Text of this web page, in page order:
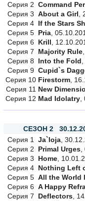
Серия 2 Command
Серия 3 About a Girl
Серия 4 If the Stars
Серия 5 Pria ,
Серия 6
Krill ,
Серия 7
Majority Rule
Серия 8
Into the Fold
Серия 9 Cupid`s
Серия 10 Firestorm ,
Серия 11 New
Серия 12 Mad Idolatry
СЕЗОН 2
Серия 1
Ja`loja ,
Серия 2
Primal Urges
Серия 3
Home ,
Серия 4 Nothing Left
Серия 5 All the World
Серия 6 A Happy
Серия 7
Deflectors ,